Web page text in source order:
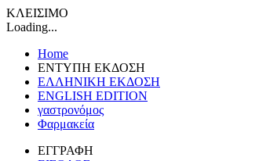
ΚΛΕΙΣΙΜΟ
Loading...
Home
ΕΝΤΥΠΗ ΕΚΔΟΣΗ
ΕΛΛΗΝΙΚΗ ΕΚΔΟΣΗ
ENGLISH EDITION
γαστρονόμος
Φαρμακεία
ΕΓΓΡΑΦΗ